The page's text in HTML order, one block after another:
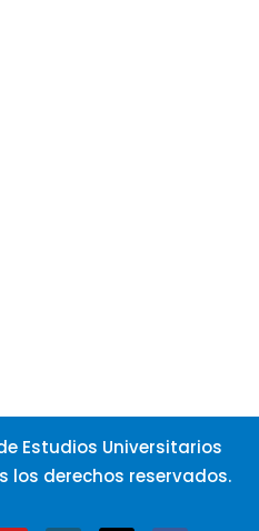
Estudios Universitarios
los derechos reservados.